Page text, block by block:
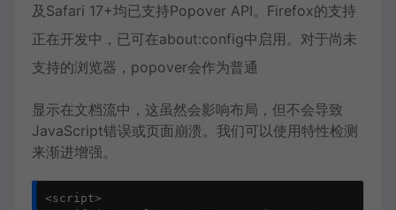
及Safari 17+均已支持Popover API。Firefox的支持
正在开发中，已可在about:config中启用。对于尚未
支持的浏览器，popover会作为普通
显示在文档流中，这虽然会影响布局，但不会导致
JavaScript错误或页面崩溃。我们可以使用特性检测
来渐进增强。
<script>